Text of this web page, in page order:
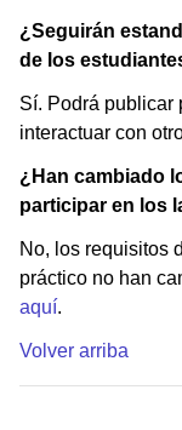
¿Seguirán
de los
Sí. Podrá publicar
interactuar con
¿Han cambiado
participar en los
No, los requisitos
práctico no han
aquí.
Volver arriba